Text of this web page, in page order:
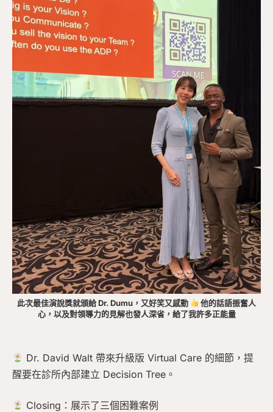
此次最佳演說獎就頒給 Dr. Dumu，又好笑又感動
他的話語振奮人
心，以及對領導力的見解也發人深省，給了我許多正能量
Dr. David Walt 帶來升級版 Virtual Care 的細節，提
醒要在診所內部建立 Decision Tree。
Closing：展示了三個困難案例